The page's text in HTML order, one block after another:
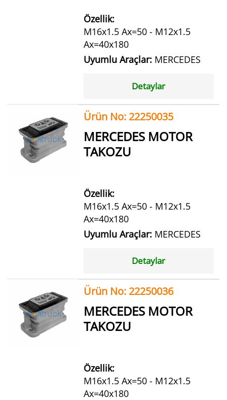
Özellik:
M16x1.5 Ax=50 - M12x1.5
Ax=40x180
Uyumlu Araçlar: MERCEDES
Detaylar
Ürün No: 22250035
MERCEDES MOTOR
TAKOZU
Özellik:
M16x1.5 Ax=50 - M12x1.5
Ax=40x180
Uyumlu Araçlar: MERCEDES
Detaylar
Ürün No: 22250036
MERCEDES MOTOR
TAKOZU
Özellik:
M16x1.5 Ax=50 - M12x1.5
Ax=40x180